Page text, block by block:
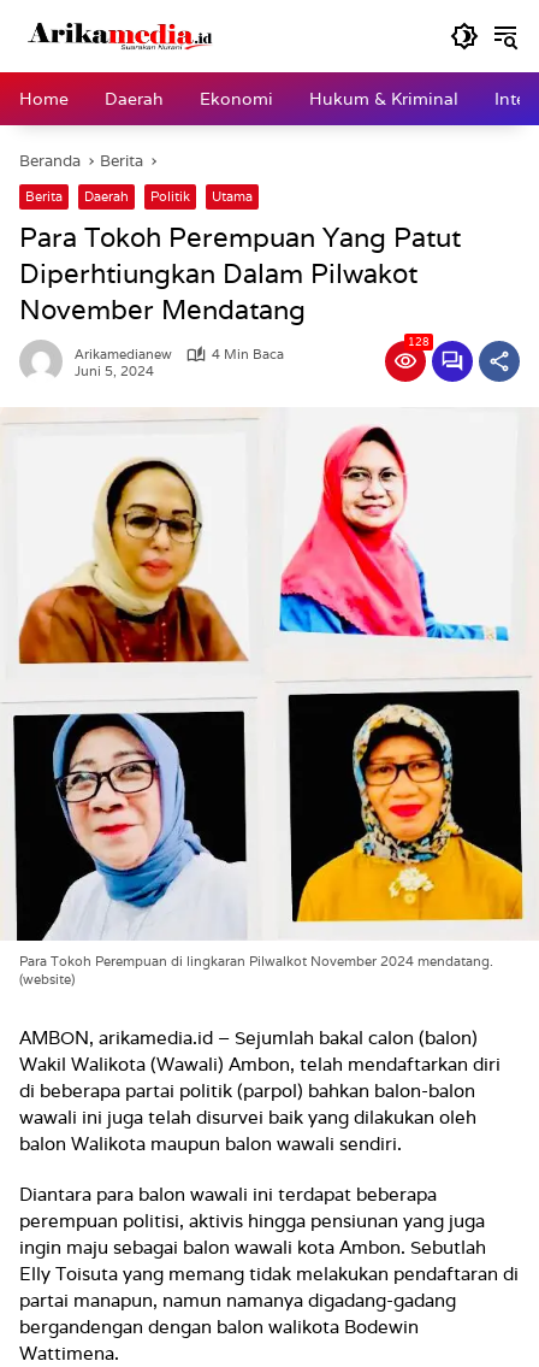
Home
Daerah Ekonomi Hukum & Kriminal
Beranda Berita
Berita Daerah Politik Utama
Para Tokoh Perempuan Yang Patut
Diperhtiungkan Dalam Pilwakot
November Mendatang
Arikamedianew
4 Min Baca
Juni 5, 2024
128
Para Tokoh Perempuan di lingkaran Pilwalkot November 2024 mendatang.
(website)
AMBON, arikamedia.id – Sejumlah bakal calon (balon)
Wakil Walikota (Wawali) Ambon, telah mendaftarkan diri
di beberapa partai politik (parpol) bahkan balon-balon
wawali ini juga telah disurvei baik yang dilakukan oleh
balon Walikota maupun balon wawali sendiri.
Diantara para balon wawali ini terdapat beberapa
perempuan politisi, aktivis hingga pensiunan yang juga
ingin maju sebagai balon wawali kota Ambon. Sebutlah
Elly Toisuta yang memang tidak melakukan pendaftaran di
partai manapun, namun namanya digadang-gadang
bergandengan dengan balon walikota Bodewin
Wattimena.